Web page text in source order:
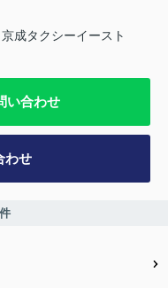
成タクシーイースト
い合わせ
わせ